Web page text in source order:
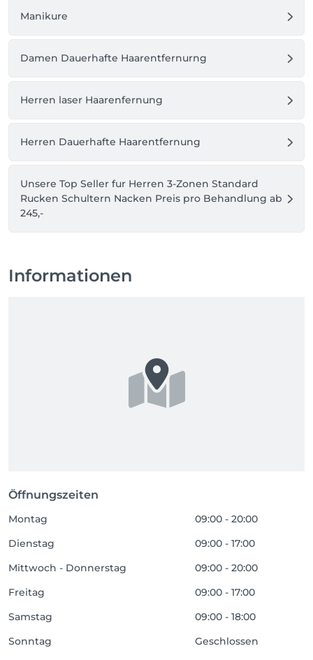
Manikure
Damen Dauerhafte Haarentfernurng
Herren laser Haarenfernung
Herren Dauerhafte Haarentfernung
Unsere Top Seller fur Herren 3-Zonen Standard
Rucken Schultern Nacken Preis pro Behandlung ab
245,-
Informationen
Öffnungszeiten
Montag
09:00 - 20:00
Dienstag
09:00 - 17:00
Mittwoch - Donnerstag
09:00 - 20:00
Freitag
09:00 - 17:00
Samstag
09:00 - 18:00
Sonntag
Geschlossen